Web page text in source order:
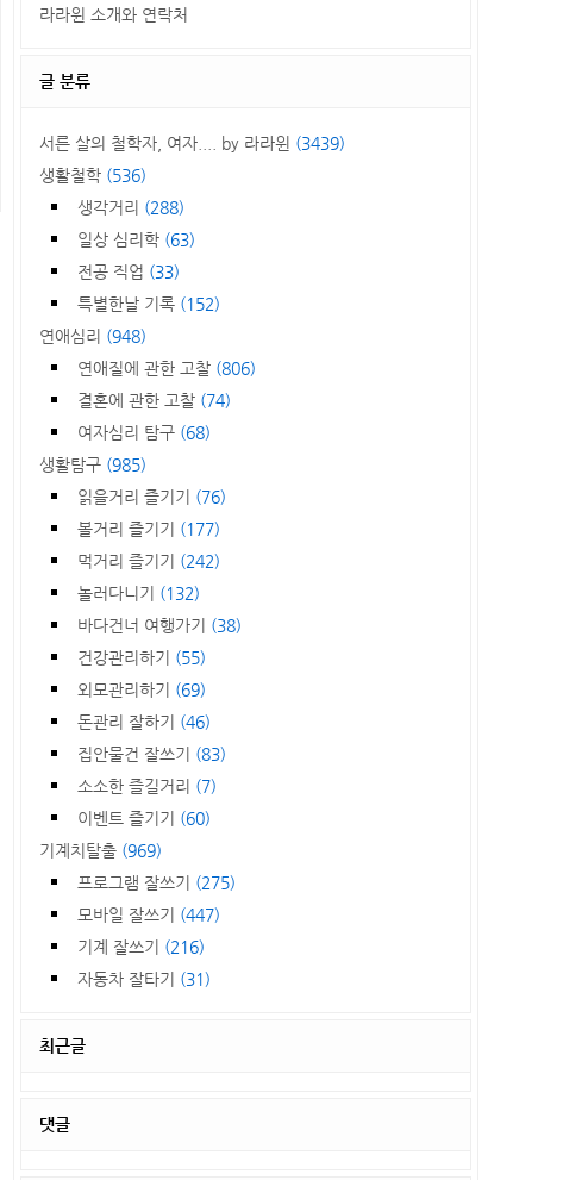
라라윈 소개와 연락처
글 분류
서른 살의 철학자, 여자.... by 라라윈 (3439)
생활철학 (536)
생각거리 (288)
일상 심리학 (63)
전공 직업 (33)
특별한날 기록 (152)
연애심리 (948)
연애질에 관한 고찰 (806)
결혼에 관한 고찰 (74)
여자심리 탐구 (68)
생활탐구 (985)
읽을거리 즐기기 (76)
볼거리 즐기기 (177)
먹거리 즐기기 (242)
놀러다니기 (132)
바다건너 여행가기 (38)
건강관리하기 (55)
외모관리하기 (69)
돈관리 잘하기 (46)
집안물건 잘쓰기 (83)
소소한 즐길거리 (7)
이벤트 즐기기 (60)
기계치탈출 (969)
프로그램 잘쓰기 (275)
모바일 잘쓰기 (447)
기계 잘쓰기 (216)
자동차 잘타기 (31)
최근글
댓글